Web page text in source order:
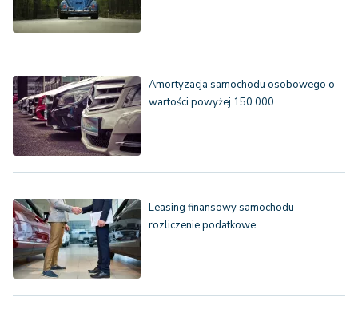
Amortyzacja samochodu osobowego o
wartości powyżej 150 000…
Leasing finansowy samochodu -
rozliczenie podatkowe